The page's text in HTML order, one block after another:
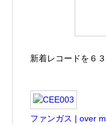
新着レコードを６
ファンガス | over